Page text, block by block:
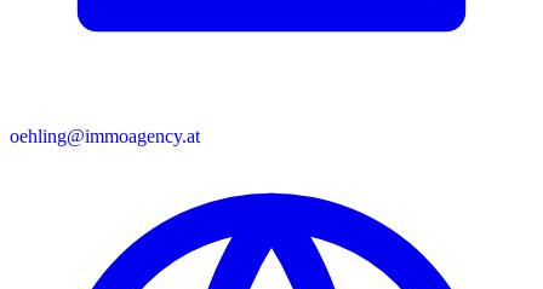
oehling@immoagency.at